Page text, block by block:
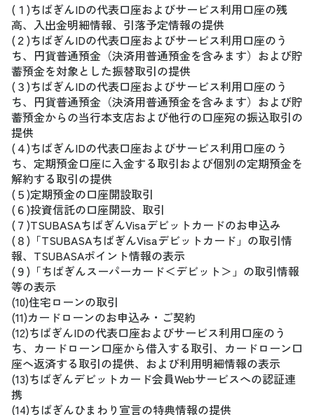
(１)ちばぎんIDの代表口座およびサービス利用口座の残
高、入出金明細情報、引落予定情報の提供
(２)ちばぎんIDの代表口座およびサービス利用口座のう
ち、円貨普通預金（決済用普通預金を含みます）および貯
蓄預金を対象とした振替取引の提供
(３)ちばぎんIDの代表口座およびサービス利用口座のう
ち、円貨普通預金（決済用普通預金を含みます）および貯
蓄預金からの当行本支店および他行の口座宛の振込取引の
提供
(４)ちばぎんIDの代表口座およびサービス利用口座のう
ち、定期預金口座に入金する取引および個別の定期預金を
解約する取引の提供
(５)定期預金の口座開設取引
(６)投資信託の口座開設、取引
(７)TSUBASAちばぎんVisaデビットカードのお申込み
(８)「TSUBASAちばぎんVisaデビットカード」の取引情
報、TSUBASAポイント情報の表示
(９)「ちばぎんスーパーカード＜デビット＞」の取引情報
等の表示
(10)住宅ローンの取引
(11)カードローンのお申込み・ご契約
(12)ちばぎんIDの代表口座およびサービス利用口座のう
ち、カードローン口座から借入する取引、カードローン口
座へ返済する取引の提供、および利用明細情報の表示
(13)ちばぎんデビットカード会員Webサービスへの認証連
携
(14)ちばぎんひまわり宣言の特典情報の提供